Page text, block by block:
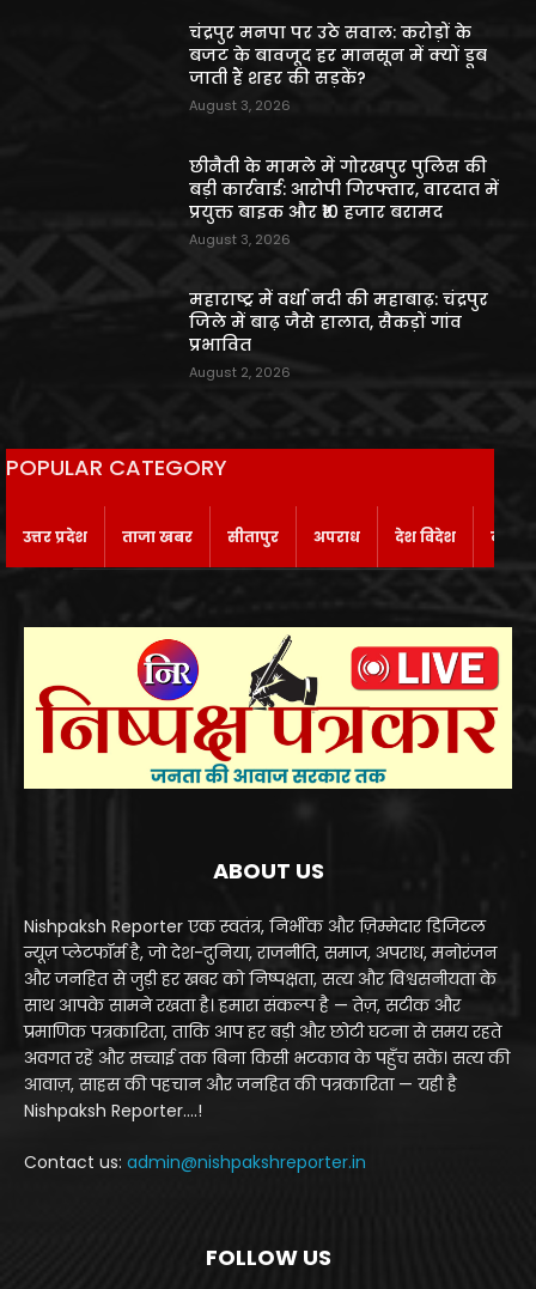
चंद्रपुर मनपा पर उठे सवाल: करोड़ों के
बजट के बावजूद हर मानसून में क्यों डूब
जाती हैं शहर की सड़कें?
August 3, 2026
छीनैती के मामले में गोरखपुर पुलिस की
बड़ी कार्रवाई: आरोपी गिरफ्तार, वारदात में
प्रयुक्त बाइक और ₹10 हजार बरामद
August 3, 2026
महाराष्ट्र में वर्धा नदी की महाबाढ़: चंद्रपुर
जिले में बाढ़ जैसे हालात, सैकड़ों गांव
प्रभावित
August 2, 2026
POPULAR CATEGORY
उत्तर प्रदेश ताजा खबर सीतापुर अपराध देश विदेश
ABOUT US
Nishpaksh Reporter एक स्वतंत्र, निर्भीक और ज़िम्मेदार डिजिटल
न्यूज़ प्लेटफॉर्म है, जो देश-दुनिया, राजनीति, समाज, अपराध, मनोरंजन
और जनहित से जुड़ी हर खबर को निष्पक्षता, सत्य और विश्वसनीयता के
साथ आपके सामने रखता है। हमारा संकल्प है — तेज़, सटीक और
प्रमाणिक पत्रकारिता, ताकि आप हर बड़ी और छोटी घटना से समय रहते
अवगत रहें और सच्चाई तक बिना किसी भटकाव के पहुँच सकें। सत्य की
आवाज़, साहस की पहचान और जनहित की पत्रकारिता — यही है
Nishpaksh Reporter....!
Contact us: admin@nishpakshreporter.in
FOLLOW US